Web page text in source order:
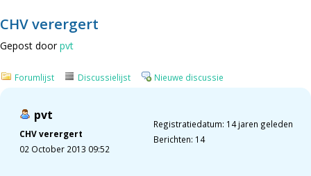
CHV verergert
Gepost doorpvt
Forumlijst Discussielijst Nieuwe discussie
pvt
CHV verergert
02 October 2013 09:52
Registratiedatum: 14 jaren geleden
Berichten: 14